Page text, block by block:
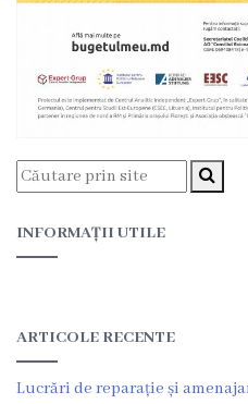
Floreşti
generală
Simbolurile
drapelul
or.
INFORMAȚII UTILE
ARTICOLE RECENTE
Lucrări de reparație și